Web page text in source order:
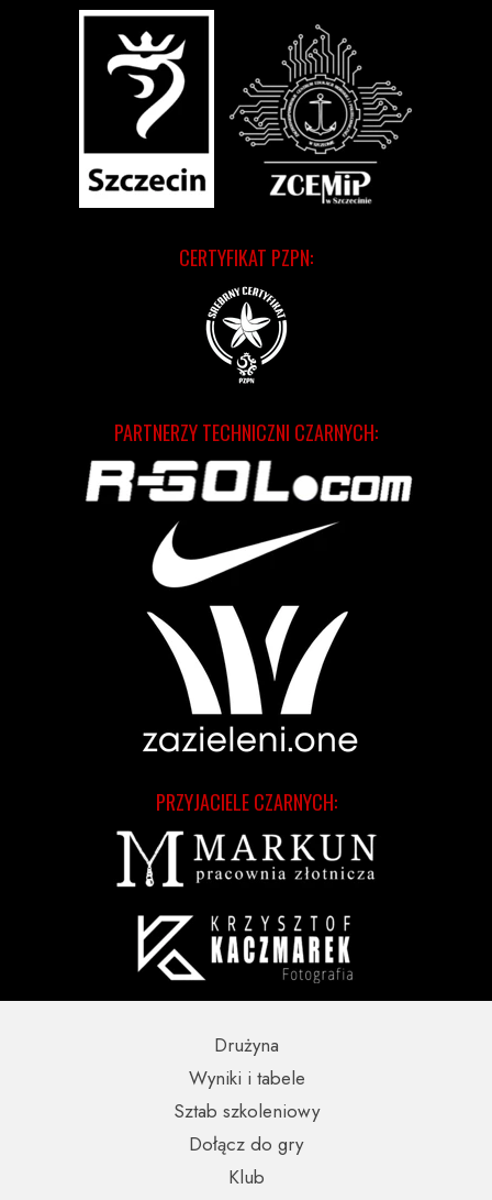
CERTYFIKAT PZPN:
PRZYJACIELE CZARNYCH:
PARTNERZY TECHNICZNI CZARNYCH:
Wyniki i tabele
Sztab szkoleniowy
Dołącz do gry
Drużyna
Klub